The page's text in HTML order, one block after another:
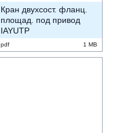
Кран двухсост. фланц.
площад. под привод
IAYUTP
pdf 1 MB